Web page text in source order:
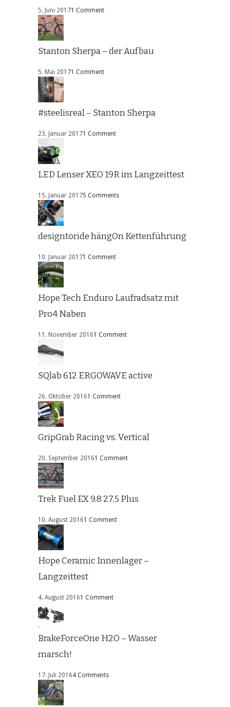
5. Juni 20171 Comment
Stanton Sherpa – der Aufbau
5. Mai 20171 Comment
#steelisreal – Stanton Sherpa
23. Januar 20171 Comment
LED Lenser XEO 19R im Langzeittest
15. Januar 20175 Comments
designtoride hängOn Kettenführung
10. Januar 20171 Comment
Hope Tech Enduro Laufradsatz mit
Pro4 Naben
11. November 20161 Comment
SQlab 612 ERGOWAVE active
26. Oktober 20161 Comment
GripGrab Racing vs. Vertical
20. September 20161 Comment
Trek Fuel EX 9.8 27,5 Plus
10. August 20161 Comment
Hope Ceramic Innenlager –
Langzeittest
4. August 20161 Comment
BrakeForceOne H2O – Wasser
marsch!
17. Juli 20164 Comments